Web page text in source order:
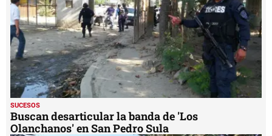
SUCESOS
Buscan desarticular la banda de 'Los
Olanchanos' en San Pedro Sula